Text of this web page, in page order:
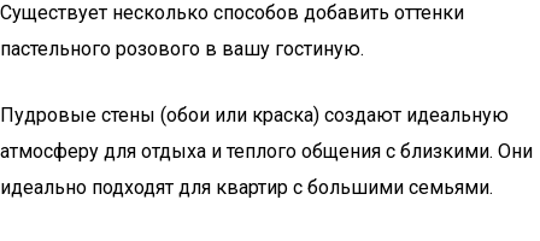
Существует несколько способов добавить оттенки
пастельного розового в вашу гостиную.
Пудровые стены (обои или краска) создают идеальную
атмосферу для отдыха и теплого общения с близкими. Они
идеально подходят для квартир с большими семьями.